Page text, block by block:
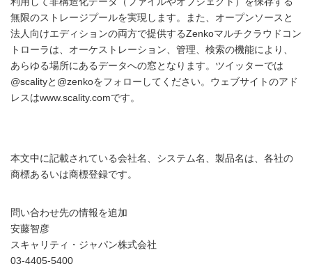
無限のストレージプールを実現します。また、オープンソースと
法人向けエディションの両方で提供するZenkoマルチクラウドコン
トローラは、オーケストレーション、管理、検索の機能により、
あらゆる場所にあるデータへの窓となります。ツイッターでは
@scalityと@zenkoをフォローしてください。ウェブサイトのアド
レスはwww.scality.comです。
本文中に記載されている会社名、システム名、製品名は、各社の
商標あるいは商標登録です。
問い合わせ先の情報を追加
安藤智彦
スキャリティ・ジャパン株式会社
03-4405-5400